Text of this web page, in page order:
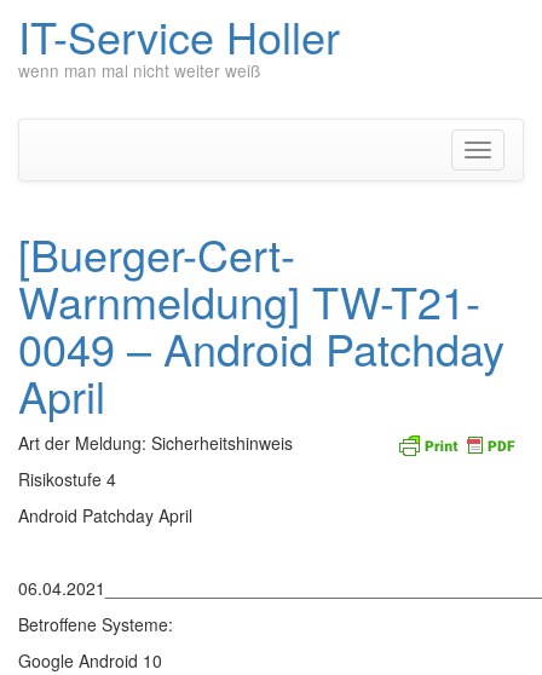
IT-Service Holler
wenn man mal nicht weiter weiß
[Buerger-Cert-
Warnmeldung] TW-T21-
0049 – Android Patchday
April
Art der Meldung: Sicherheitshinweis
Risikostufe 4
Android Patchday April
Betroffene Systeme:
Google Android 10